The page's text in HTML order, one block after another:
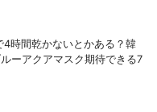
時間乾かないとかある？韓
ーアクアマスク⁡⁡期待できる7